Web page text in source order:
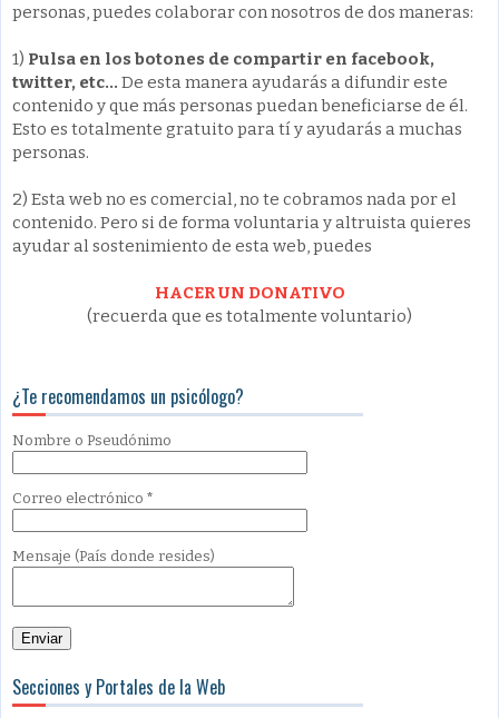
personas, puedes colaborar con nosotros de dos maneras:
1) Pulsa en los botones de compartir en facebook,
twitter, etc... De esta manera ayudarás a difundir este
contenido y que más personas puedan beneficiarse de él.
Esto es totalmente gratuito para tí y ayudarás a muchas
personas.
2) Esta web no es comercial, no te cobramos nada por el
contenido. Pero si de forma voluntaria y altruista quieres
ayudar al sostenimiento de esta web, puedes
HACER UN DONATIVO
(recuerda que es totalmente voluntario)
¿Te recomendamos un psicólogo?
Nombre o Pseudónimo
Correo electrónico *
Mensaje (País donde resides)
Secciones y Portales de la Web